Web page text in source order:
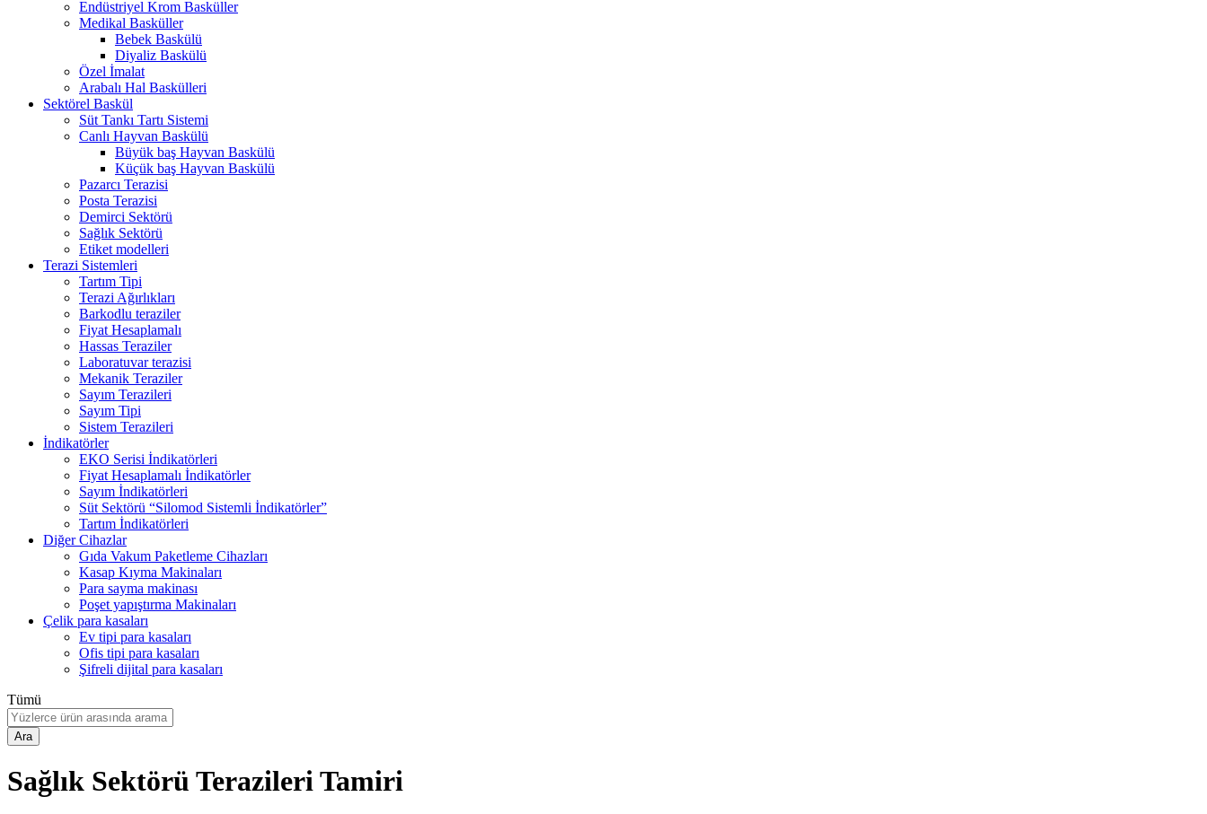
Endüstriyel Krom Basküller
Medikal Basküller
Bebek Baskülü
Diyaliz Baskülü
Özel İmalat
Arabalı Hal Baskülleri
Sektörel Baskül
Süt Tankı Tartı Sistemi
Canlı Hayvan Baskülü
Büyük baş Hayvan Baskülü
Küçük baş Hayvan Baskülü
Pazarcı Terazisi
Posta Terazisi
Demirci Sektörü
Sağlık Sektörü
Etiket modelleri
Terazi Sistemleri
Tartım Tipi
Terazi Ağırlıkları
Barkodlu teraziler
Fiyat Hesaplamalı
Hassas Teraziler
Laboratuvar terazisi
Mekanik Teraziler
Sayım Terazileri
Sayım Tipi
Sistem Terazileri
İndikatörler
EKO Serisi İndikatörleri
Fiyat Hesaplamalı İndikatörler
Sayım İndikatörleri
Süt Sektörü “Silomod Sistemli İndikatörler”
Tartım İndikatörleri
Diğer Cihazlar
Gıda Vakum Paketleme Cihazları
Kasap Kıyma Makinaları
Para sayma makinası
Poşet yapıştırma Makinaları
Çelik para kasaları
Ev tipi para kasaları
Ofis tipi para kasaları
Şifreli dijital para kasaları
Tümü
Ara
Sağlık Sektörü Terazileri Tamiri